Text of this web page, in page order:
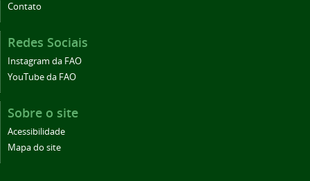
Contato
Redes Sociais
Instagram da FAO
YouTube da FAO
Sobre o site
Acessibilidade
Mapa do site